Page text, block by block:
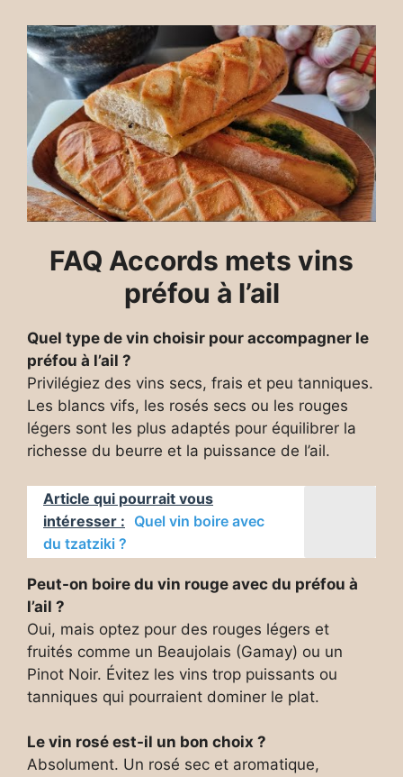
FAQ Accords mets vins
préfou à l’ail
Quel type de vin choisir pour accompagner le
préfou à l’ail ?
Privilégiez des vins secs, frais et peu tanniques.
Les blancs vifs, les rosés secs ou les rouges
légers sont les plus adaptés pour équilibrer la
richesse du beurre et la puissance de l’ail.
Article qui pourrait vous
intéresser : Quel vin boire avec
du tzatziki ?
Peut-on boire du vin rouge avec du préfou à
l’ail ?
Oui, mais optez pour des rouges légers et
fruités comme un Beaujolais (Gamay) ou un
Pinot Noir. Évitez les vins trop puissants ou
tanniques qui pourraient dominer le plat.
Le vin rosé est-il un bon choix ?
Absolument. Un rosé sec et aromatique,